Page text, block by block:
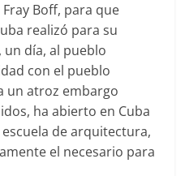
Boff, para que
realizó para su
día, al pueblo
con el pueblo
un atroz embargo
ha abierto en Cuba
de arquitectura,
el necesario para